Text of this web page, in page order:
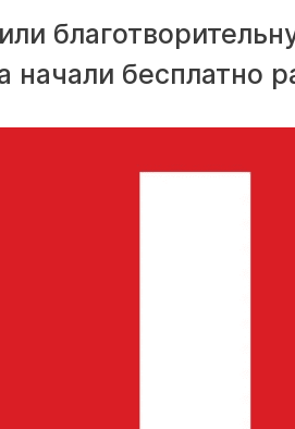
начали бесплатно